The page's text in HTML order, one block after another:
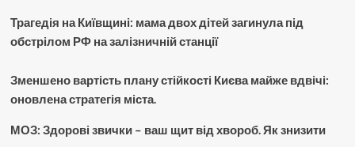
Трагедія на Київщині: мама двох дітей загинула під
обстрілом РФ на залізничній станції
Зменшено вартість плану стійкості Києва майже вдвічі:
оновлена стратегія міста.
МОЗ: Здорові звички – ваш щит від хвороб. Як знизити